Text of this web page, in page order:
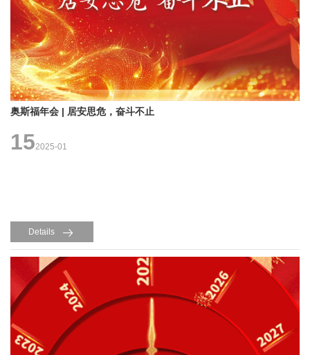
奥斯福年会 | 居安思危，奋斗不止
152025-01
Details